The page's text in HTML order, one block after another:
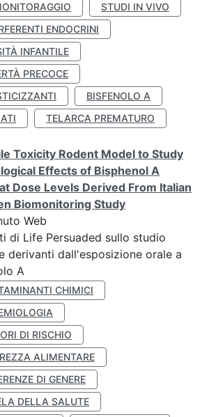
STUDI IN VIVO
ENDOCRINI
INFANTILE
PRECOCE
BISFENOLO A
TELARCA PREMATURO
Toxicity Rodent Model to Study
Effects of Bisphenol A
Dose Levels Derived From Italian
Biomonitoring Study
Web
di Life Persuaded sullo studio
derivanti dall'esposizione orale a
A
CHIMICI
DI RISCHIO
ALIMENTARE
DI GENERE
DELLA SALUTE